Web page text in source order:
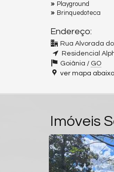
Playground
Brinquedoteca
Endereço:
Rua Alvorada
Residencial
Goiânia / GO
ver mapa abaixo
Imóveis